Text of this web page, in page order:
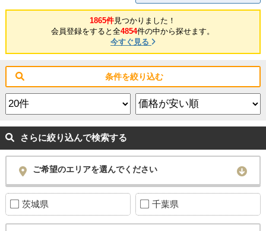
1865件見つかりました！
会員登録をすると全4854件の中から探せます。
今すぐ見る
条件を絞り込む
さらに絞り込んで検索する
ご希望のエリアを選んでください
茨城県 千葉県